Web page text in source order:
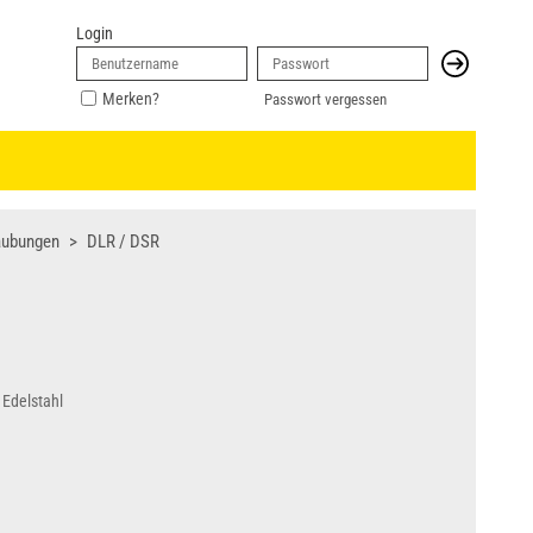
Login
Merken? Passwort vergessen
DLR / DSR
Edelstahl